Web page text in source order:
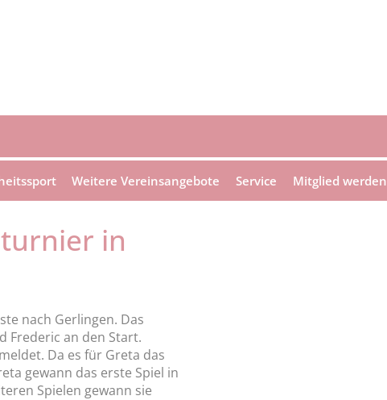
Weitere Vereinsangebote Service Mitglied werden
in
nach Gerlingen. Das
Frederic an den Start.
Da es für Greta das
gewann das erste Spiel in
Spielen gewann sie